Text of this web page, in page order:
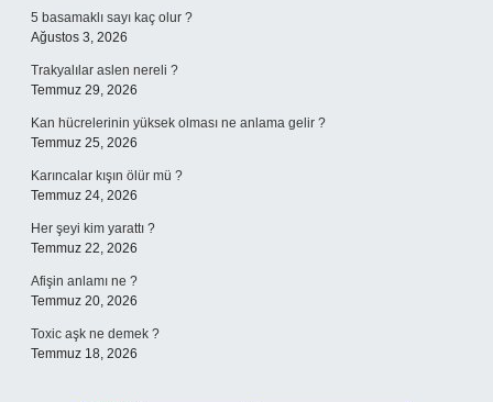
5 basamaklı sayı kaç olur ?
Ağustos 3, 2026
Trakyalılar aslen nereli ?
Temmuz 29, 2026
Kan hücrelerinin yüksek olması ne anlama gelir ?
Temmuz 25, 2026
Karıncalar kışın ölür mü ?
Temmuz 24, 2026
Her şeyi kim yarattı ?
Temmuz 22, 2026
Afişin anlamı ne ?
Temmuz 20, 2026
Toxic aşk ne demek ?
Temmuz 18, 2026